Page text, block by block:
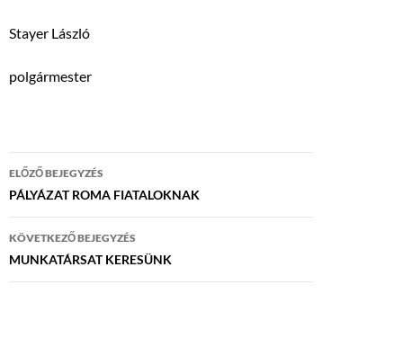
Stayer László
polgármester
Bejegyzés
navigáció
ELŐZŐ BEJEGYZÉS
PÁLYÁZAT ROMA FIATALOKNAK
KÖVETKEZŐ BEJEGYZÉS
MUNKATÁRSAT KERESÜNK